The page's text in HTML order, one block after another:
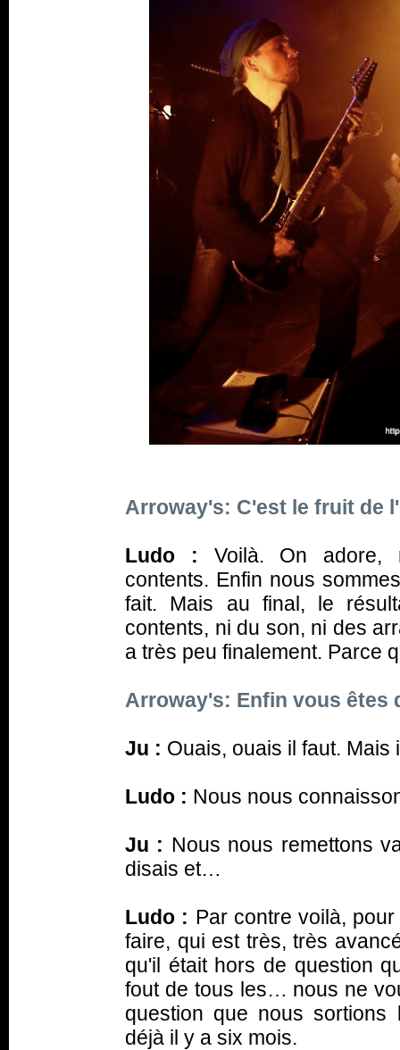
Arroway's: C'est le fruit de
Ludo : Voilà. On adore,
contents. Enfin nous
fait. Mais au final, le
contents, ni du son, ni des
a très peu finalement. Parce
Arroway's: Enfin vous êtes
Ju : Ouais, ouais il faut.
Ludo : Nous nous
Ju : Nous nous remettons
disais et…
Ludo : Par contre voilà,
faire, qui est très, très
qu'il était hors de question
fout de tous les… nous ne
question que nous sortions
déjà il y a six mois.